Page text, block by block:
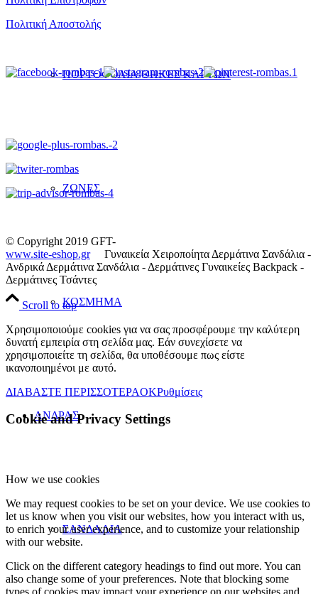
ΠΟΡΤΟΦΟΛΙΑ/ΘΗΚΕΣ ΚΑΡΤΩΝ
ΖΩΝΕΣ
ΚΟΣΜΗΜΑ
ΑΝΔΡΑΣ
ΣΑΝΔΑΛΙΑ
Πολιτική Αποστολής
© Copyright 2019 GFT-
www.site-eshop.grΓυναικεία Χειροποίητα Δερμάτινα Σανδάλια -
Ανδρικά Δερμάτινα Σανδάλια - Δερμάτινες Γυναικείες Backpack -
Δερμάτινες Τσάντες
Scroll to top
Χρησιμοποιούμε cookies για να σας προσφέρουμε την καλύτερη
δυνατή εμπειρία στη σελίδα μας. Εάν συνεχίσετε να
χρησιμοποιείτε τη σελίδα, θα υποθέσουμε πως είστε
ικανοποιημένοι με αυτό.
ΔΙΑΒΑΣΤΕ ΠΕΡΙΣΣΟΤΕΡΑOKΡυθμίσεις
Cookie and Privacy Settings
How we use cookies
We may request cookies to be set on your device. We use cookies to
let us know when you visit our websites, how you interact with us,
to enrich your user experience, and to customize your relationship
with our website.
Click on the different category headings to find out more. You can
also change some of your preferences. Note that blocking some
types of cookies may impact your experience on our websites and